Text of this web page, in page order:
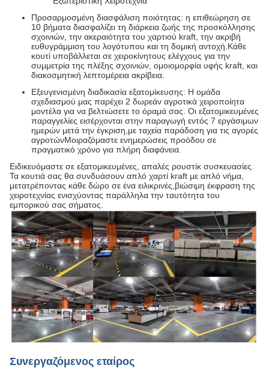
Προσαρμοσμένη διασφάλιση ποιότητας: η επιθεώρηση σε
10 βήματα διασφαλίζει τη διάρκεια ζωής της προσκόλλησης
σχοινιών, την ακεραιότητα του χαρτιού kraft, την ακριβή
ευθυγράμμιση του λογότυπου και τη δομική αντοχή.Κάθε
κουτί υποβάλλεται σε χειροκίνητους ελέγχους για την
συμμετρία της πλέξης σχοινιών, ομοιομορφία υφής kraft, και
διακοσμητική λεπτομέρεια ακρίβεια.
Εξευγενισμένη διαδικασία εξατομίκευσης: Η ομάδα
σχεδιασμού μας παρέχει 2 δωρεάν αγροτικά χειροποίητα
μοντέλα για να βελτιώσετε το όραμά σας. Οι εξατομικευμένες
παραγγελίες εισέρχονται στην παραγωγή εντός 7 εργάσιμων
ημερών μετά την έγκριση,με ταχεία παράδοση για τις αγορές
αγροτώνΜοιραζόμαστε ενημερώσεις προόδου σε
πραγματικό χρόνο για πλήρη διαφάνεια.
Ειδικευόμαστε σε εξατομικευμένες, απαλές ρουστίκ συσκευασίες.
Τα κουτιά σας θα συνδυάσουν απλό χαρτί kraft με απλό νήμα,
μετατρέποντας κάθε δώρο σε ένα ειλικρινές,βιώσιμη έκφραση της
χειροτεχνίας ενισχύοντας παράλληλα την ταυτότητα του
εμπορικού σας σήματος.
Συνεργαζόμενος εταίρος